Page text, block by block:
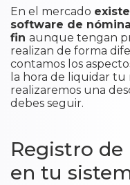
En el mercado
software de
fin aunque tengan
realizan de forma
contamos los
la hora de liquidar
realizaremos una
debes seguir.
Registro
en tu